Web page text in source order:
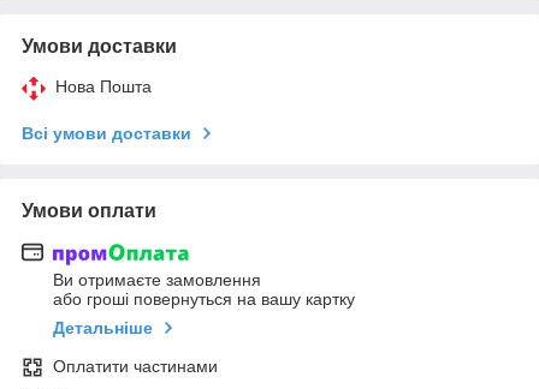
Умови доставки
Нова Пошта
Всі умови доставки
Умови оплати
Ви отримаєте замовлення
або гроші повернуться на вашу картку
Детальніше
Оплатити частинами